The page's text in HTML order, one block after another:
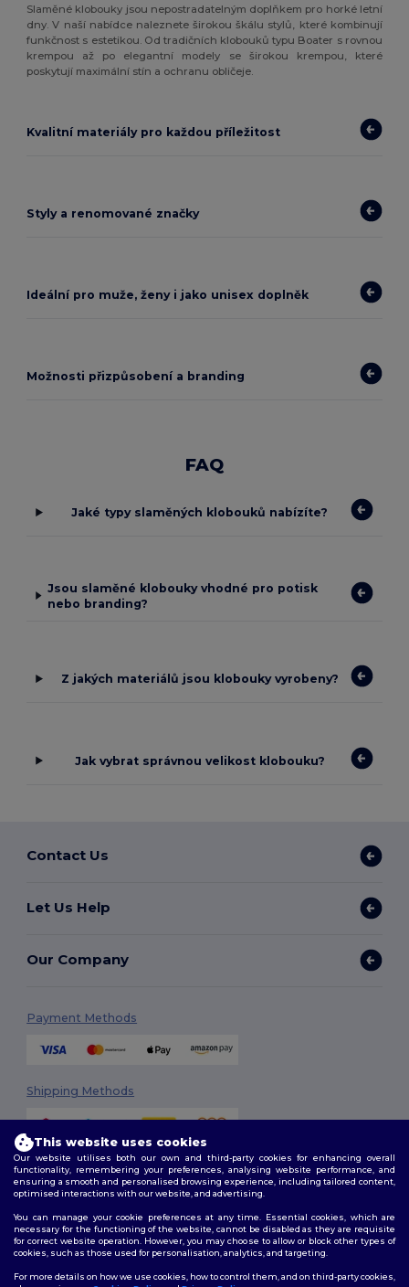
Slaměné klobouky jsou nepostradatelným doplňkem pro horké letní
dny. V naší nabídce naleznete širokou škálu stylů, které kombinují
funkčnost s estetikou. Od tradičních klobouků typu Boater s rovnou
krempou až po elegantní modely se širokou krempou, které
poskytují maximální stín a ochranu obličeje.
Kvalitní materiály pro každou příležitost
Styly a renomované značky
Ideální pro muže, ženy i jako unisex doplněk
Možnosti přizpůsobení a branding
FAQ
Jaké typy slaměných klobouků nabízíte?
Jsou slaměné klobouky vhodné pro potisk
nebo branding?
Z jakých materiálů jsou klobouky vyrobeny?
Jak vybrat správnou velikost klobouku?
Contact Us
Let Us Help
Our Company
Payment Methods
Shipping Methods
Follow Us
This website uses cookies
Our website utilises both our own and third-party cookies for enhancing overall
functionality, remembering your preferences, analysing website performance, and
ensuring a smooth and personalised browsing experience, including tailored content,
optimised interactions with our website, and advertising.
You can manage your cookie preferences at any time. Essential cookies, which are
necessary for the functioning of the website, cannot be disabled as they are requisite
for correct website operation. However, you may choose to allow or block other types of
cookies, such as those used for personalisation, analytics, and targeting.
For more details on how we use cookies, how to control them, and on third-party cookies,